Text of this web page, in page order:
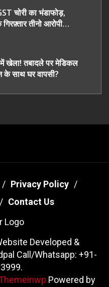
चोरी का भंडाफोड़,
तीनो आरोपी
में खेला! तबादले पर मेडिकल
के साथ घर वापसी?
Privacy Policy
Contact Us
Developed &
Call/Whatsapp: +91-
Powered by